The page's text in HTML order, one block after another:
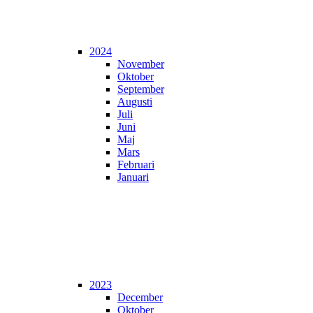
2024
November
Oktober
September
Augusti
Juli
Juni
Maj
Mars
Februari
Januari
2023
December
Oktober